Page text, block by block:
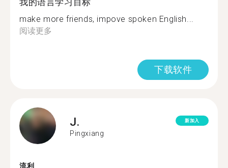
make more friends, impove spoken English...
阅读更多
下载软件
J.
Pingxiang
新加入
流利